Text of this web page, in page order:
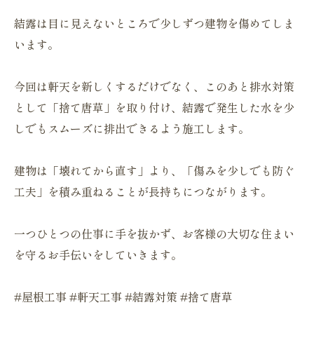
結露は目に見えないところで少しずつ建物を傷めてしま
います。
今回は軒天を新しくするだけでなく、このあと排水対策
として「捨て唐草」を取り付け、結露で発生した水を少
しでもスムーズに排出できるよう施工します。
建物は「壊れてから直す」より、「傷みを少しでも防ぐ
工夫」を積み重ねることが長持ちにつながります。
一つひとつの仕事に手を抜かず、お客様の大切な住まい
を守るお手伝いをしていきます。
#屋根工事 #軒天工事 #結露対策 #捨て唐草